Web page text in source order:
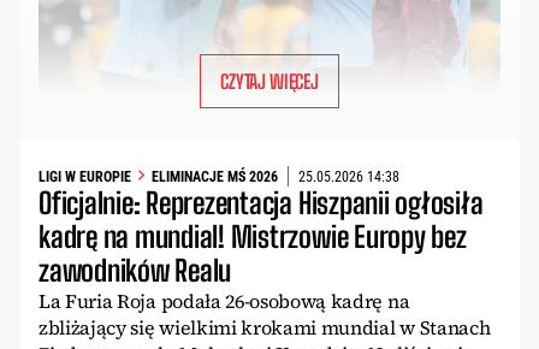
CZYTAJ WIĘCEJ
LIGI W EUROPIE ELIMINACJE MŚ 2026 25.05.2026 14:38
Oficjalnie: Reprezentacja Hiszpanii ogłosiła
kadrę na mundial! Mistrzowie Europy bez
zawodników Realu
La Furia Roja podała 26-osobową kadrę na
zbliżający się wielkimi krokami mundial w Stanach